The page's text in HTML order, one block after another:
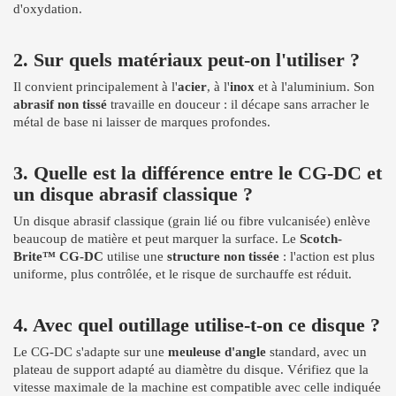
d'oxydation.
2. Sur quels matériaux peut-on l'utiliser ?
Il convient principalement à l'acier, à l'inox et à l'aluminium. Son
abrasif non tissé travaille en douceur : il décape sans arracher le
métal de base ni laisser de marques profondes.
3. Quelle est la différence entre le CG-DC et
un disque abrasif classique ?
Un disque abrasif classique (grain lié ou fibre vulcanisée) enlève
beaucoup de matière et peut marquer la surface. Le Scotch-
Brite™ CG-DC utilise une structure non tissée : l'action est plus
uniforme, plus contrôlée, et le risque de surchauffe est réduit.
4. Avec quel outillage utilise-t-on ce disque ?
Le CG-DC s'adapte sur une meuleuse d'angle standard, avec un
plateau de support adapté au diamètre du disque. Vérifiez que la
vitesse maximale de la machine est compatible avec celle indiquée